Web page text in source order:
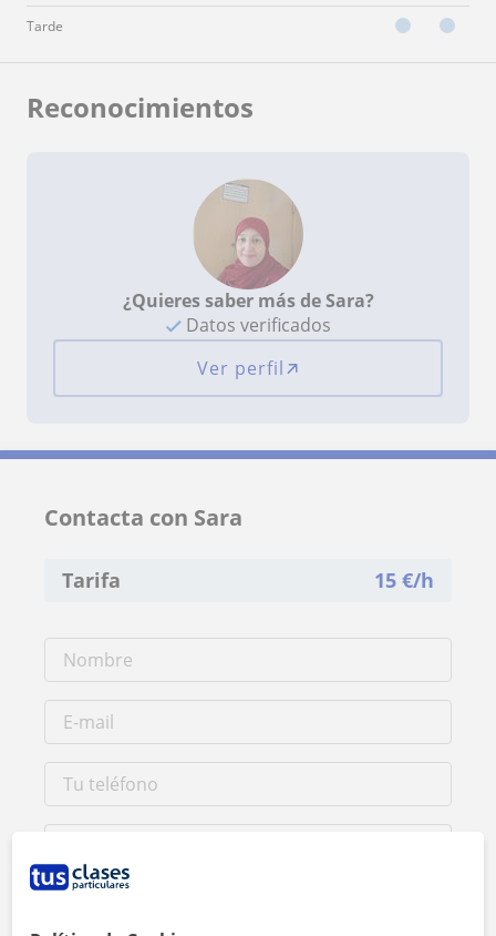
Tarde
Reconocimientos
¿Quieres saber más de Sara?
Datos verificados
Ver perfil
Contacta con Sara
Tarifa 15 €/h